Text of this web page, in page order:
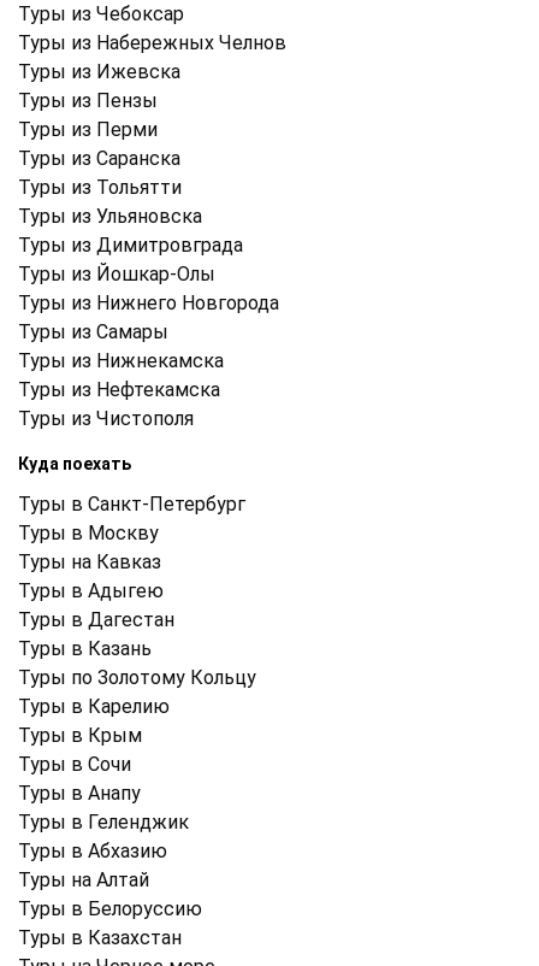
Туры из Чебоксар
Туры из Набережных Челнов
Туры из Ижевска
Туры из Пензы
Туры из Перми
Туры из Саранска
Туры из Тольятти
Туры из Ульяновска
Туры из Димитровграда
Туры из Йошкар-Олы
Туры из Нижнего Новгорода
Туры из Самары
Туры из Нижнекамска
Туры из Нефтекамска
Туры из Чистополя
Куда поехать
Туры в Санкт-Петербург
Туры в Москву
Туры на Кавказ
Туры в Адыгею
Туры в Дагестан
Туры в Казань
Туры по Золотому Кольцу
Туры в Карелию
Туры в Крым
Туры в Cочи
Туры в Анапу
Туры в Геленджик
Туры в Абхазию
Туры на Алтай
Туры в Белоруссию
Туры в Казахстан